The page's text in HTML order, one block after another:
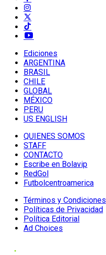
Ediciones
ARGENTINA
BRASIL
CHILE
GLOBAL
MÉXICO
PERU
US ENGLISH
QUIENES SOMOS
STAFF
CONTACTO
Escribe en Bolavip
RedGol
Futbolcentroamerica
Términos y Condiciones
Políticas de Privacidad
Política Editorial
Ad Choices